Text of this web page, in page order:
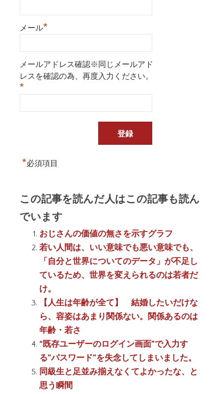
メール*
メールアドレス確認※同じメールアド
レスを確認の為、再度入力ください。
*
*必須項目
この記事を読んだ人はこの記事も読ん
でいます
おじさんの価値の無さを示すグラフ
若い人間は、いい意味でも悪い意味でも、
「自分と世界についてのデータ」が不足し
ているため、世界を変えられるのは若者だ
け。
【人生は年齢が全て】 結婚したいだけな
ら、容姿はあまり関係ない。関係あるのは
年齢・若さ
“既存ユーザーのログイン画面”で入力す
る”パスワード”を失念してしまいました。
同級生と足並み揃えなくてよかったな、と
思う瞬間